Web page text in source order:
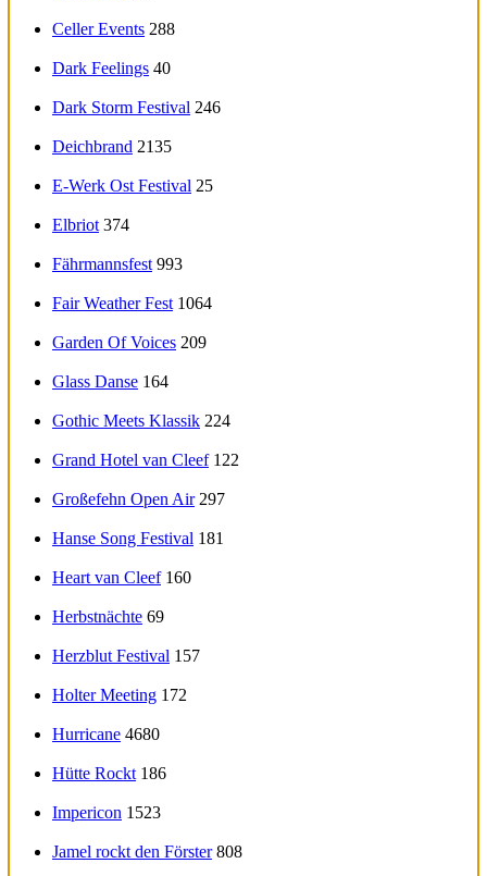
Celler Events 288
Dark Feelings 40
Dark Storm Festival 246
Deichbrand 2135
E-Werk Ost Festival 25
Elbriot 374
Fährmannsfest 993
Fair Weather Fest 1064
Garden Of Voices 209
Glass Danse 164
Gothic Meets Klassik 224
Grand Hotel van Cleef 122
Großefehn Open Air 297
Hanse Song Festival 181
Heart van Cleef 160
Herbstnächte 69
Herzblut Festival 157
Holter Meeting 172
Hurricane 4680
Hütte Rockt 186
Impericon 1523
Jamel rockt den Förster 808